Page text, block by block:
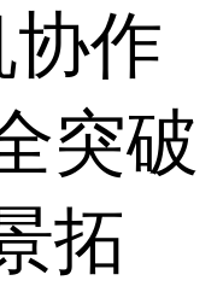
协作
突破
拓